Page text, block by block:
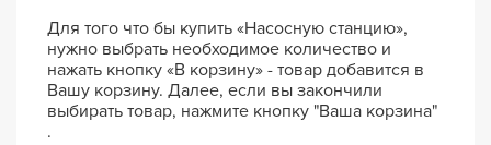
Для того что бы купить «Насосную станцию»,
нужно выбрать необходимое количество и
нажать кнопку «В корзину» - товар добавится в
Вашу корзину. Далее, если вы закончили
выбирать товар, нажмите кнопку "Ваша корзина"
.